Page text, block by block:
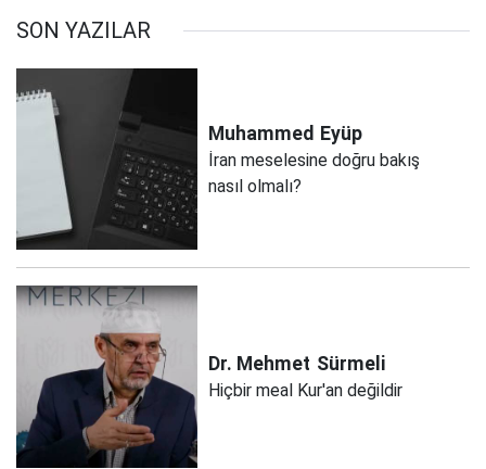
SON YAZILAR
Muhammed Eyüp
İran meselesine doğru bakış
nasıl olmalı?
Dr. Mehmet Sürmeli
Hiçbir meal Kur'an değildir